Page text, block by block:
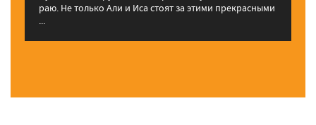
раю. Не только Али и Иса стоят за этими прекрасными
...